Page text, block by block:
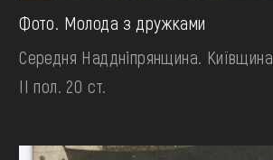
Фото. Молода з дружками
Середня Наддніпрянщина. Київщина
II пол. 20 ст.